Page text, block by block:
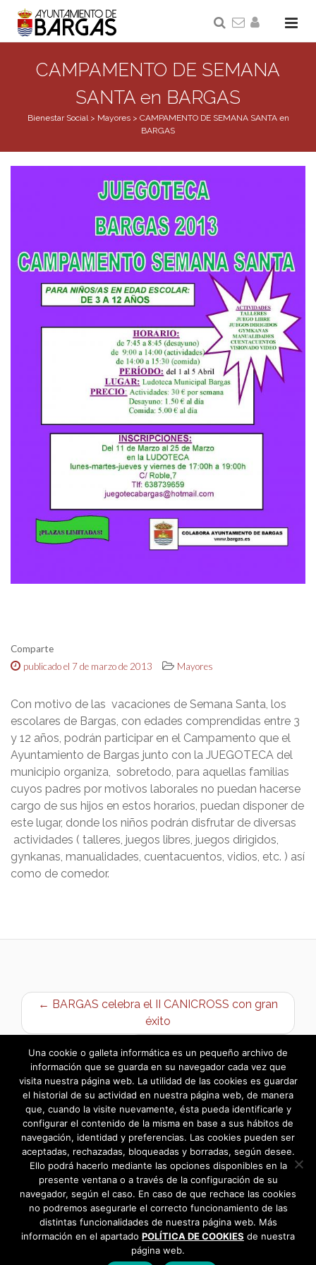
CAMPAMENTO DE SEMANA
SANTA en BARGAS
Bienestar Social> Mayores> CAMPAMENTO DE SEMANA SANTA en
BARGAS
Comparte
publicado el 7 de marzo de 2013
Mayores
Con motivo de las vacaciones de Semana Santa, los
escolares de Bargas, con edades comprendidas entre 3
y 12 años, podrán participar en el Campamento que el
Ayuntamiento de Bargas junto con la JUEGOTECA del
municipio organiza, sobretodo, para aquellas familias
cuyos padres por motivos laborales no puedan hacerse
cargo de sus hijos en estos horarios, puedan disponer de
este lugar, donde los niños podrán disfrutar de diversas
actividades ( talleres, juegos libres, juegos dirigidos,
gynkanas, manualidades, cuentacuentos, vidios, etc. ) así
como de comedor.
← BARGAS celebra el II CANICROSS con gran
éxito
Taller de creación literaria →
Una cookie o galleta informática es un pequeño archivo de
información que se guarda en su navegador cada vez que
visita nuestra página web. La utilidad de las cookies es guardar
el historial de su actividad en nuestra página web, de manera
que, cuando la visite nuevamente, ésta pueda identificarle y
configurar el contenido de la misma en base a sus hábitos de
navegación, identidad y preferencias. Las cookies pueden ser
aceptadas, rechazadas, bloqueadas y borradas, según desee.
Ello podrá hacerlo mediante las opciones disponibles en la
presente ventana o a través de la configuración de su
navegador, según el caso. En caso de que rechace las cookies
no podremos asegurarle el correcto funcionamiento de las
distintas funcionalidades de nuestra página web. Más
información en el apartado POLÍTICA DE COOKIES de nuestra
página web.